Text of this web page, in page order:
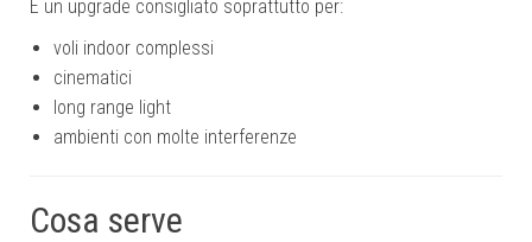
È un upgrade consigliato soprattutto per:
voli indoor complessi
cinematici
long range light
ambienti con molte interferenze
Cosa serve